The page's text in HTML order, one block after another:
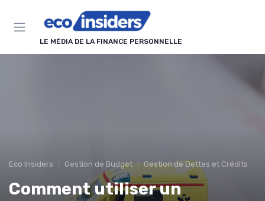
LE MÉDIA DE LA FINANCE PERSONNELLE
Eco Insiders Gestion de Budget Gestion de Dettes et Crédits
Comment utiliser un